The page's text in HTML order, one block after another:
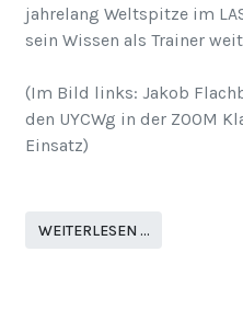
jahrelang Weltspitze im
sein Wissen als Trainer
(Im Bild links: Jakob
den UYCWg in der ZOOM
Einsatz)
WEITERLESEN …